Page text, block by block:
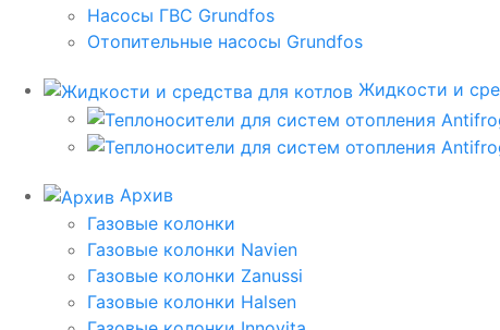
Насосы ГВС Grundfos
Отопительные насосы Grundfos
Жидкости и
Архив
Газовые колонки
Газовые колонки Navien
Газовые колонки Zanussi
Газовые колонки Halsen